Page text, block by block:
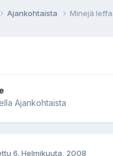
Ajankohtaista Minejä
Ajankohtaista
6. Helmikuuta, 2008